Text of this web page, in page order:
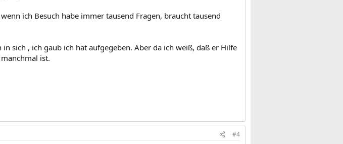
ich Besuch habe immer tausend Fragen, braucht tausend
sich , ich gaub ich hät aufgegeben. Aber da ich weiß, daß er Hilfe
ist.
#4